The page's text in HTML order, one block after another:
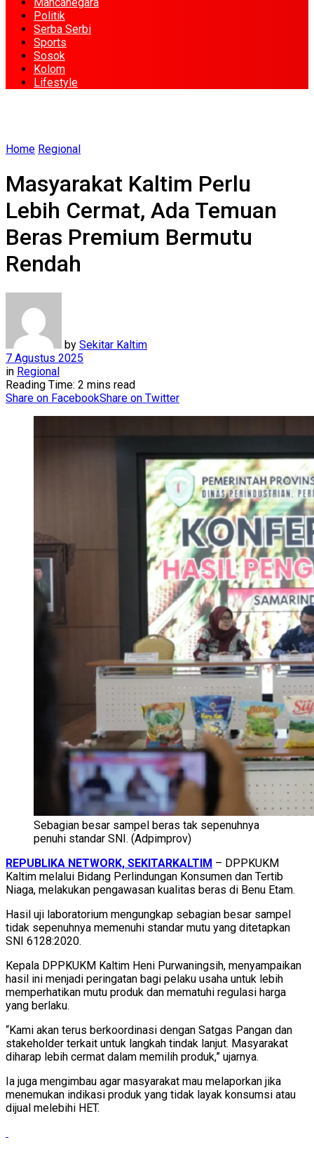
Politik
Serba Serbi
Sports
Sosok
Kolom
Lifestyle
Home Regional
Masyarakat Kaltim Perlu
Lebih Cermat, Ada Temuan
Beras Premium Bermutu
Rendah
by Sekitar Kaltim
7 Agustus 2025
in Regional
Reading Time: 2 mins read
Share on FacebookShare on Twitter
Sebagian besar sampel beras tak sepenuhnya
penuhi standar SNI. (Adpimprov)
REPUBLIKA NETWORK, SEKITARKALTIM – DPPKUKM
Kaltim melalui Bidang Perlindungan Konsumen dan Tertib
Niaga, melakukan pengawasan kualitas beras di Benu Etam.
Hasil uji laboratorium mengungkap sebagian besar sampel
tidak sepenuhnya memenuhi standar mutu yang ditetapkan
SNI 6128:2020.
Kepala DPPKUKM Kaltim Heni Purwaningsih, menyampaikan
hasil ini menjadi peringatan bagi pelaku usaha untuk lebih
memperhatikan mutu produk dan mematuhi regulasi harga
yang berlaku.
“Kami akan terus berkoordinasi dengan Satgas Pangan dan
stakeholder terkait untuk langkah tindak lanjut. Masyarakat
diharap lebih cermat dalam memilih produk,” ujarnya.
Ia juga mengimbau agar masyarakat mau melaporkan jika
menemukan indikasi produk yang tidak layak konsumsi atau
dijual melebihi HET.